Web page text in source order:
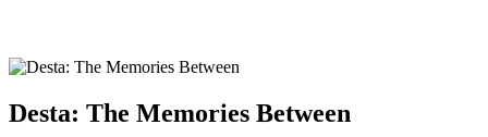
Desta: The Memories Between